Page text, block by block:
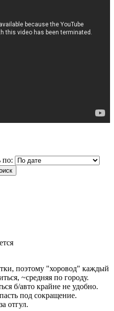
по:
поэтому "хоровод" каждый
~средняя по городу.
б/авто крайне не удобно.
под сокращение.
отгул.